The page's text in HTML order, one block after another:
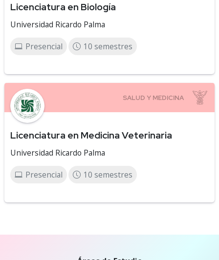
Licenciatura en Biología
Universidad Ricardo Palma
Presencial 10 semestres
Licenciatura en Medicina Veterinaria
Universidad Ricardo Palma
Presencial 10 semestres